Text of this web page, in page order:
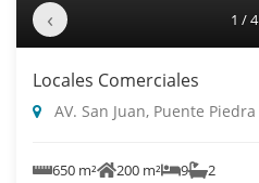
‹ 1 / 4
Locales Comerciales
AV. San Juan, Puente Piedra
650 m² 200 m² 9 2